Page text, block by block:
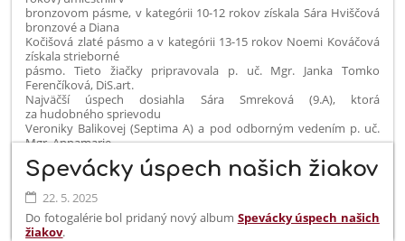
bronzovom pásme, v kategórii 10-12 rokov získala Sára Hviščová
bronzové a Diana
Kočišová zlaté pásmo a v kategórii 13-15 rokov Noemi Kováčová
získala strieborné
pásmo. Tieto žiačky pripravovala p. uč. Mgr. Janka Tomko
Ferenčíková, DiS.art.
Najväčší úspech dosiahla Sára Smreková (9.A), ktorá
za hudobného sprievodu
Veroniky Balikovej (Septima A) a pod odborným vedením p. uč.
Mgr. Annamarie
Jerigovej, DiS.art. získala v kategórii 13-15 rokov zlaté pásmo a
titul LAUREÁT
(absolútny víťaz) celej súťaže. Srdečne blahoželáme!
https://www.tkkbs.sk/view.php?cisloclanku=20250523005
Spevácky úspech našich žiakov
22. 5. 2025
Do fotogalérie bol pridaný nový album Spevácky úspech našich
žiakov.